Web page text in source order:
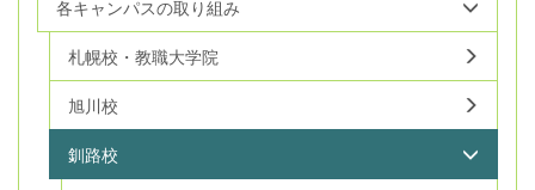
各キャンパスの取り組み
札幌校・教職大学院
旭川校
釧路校